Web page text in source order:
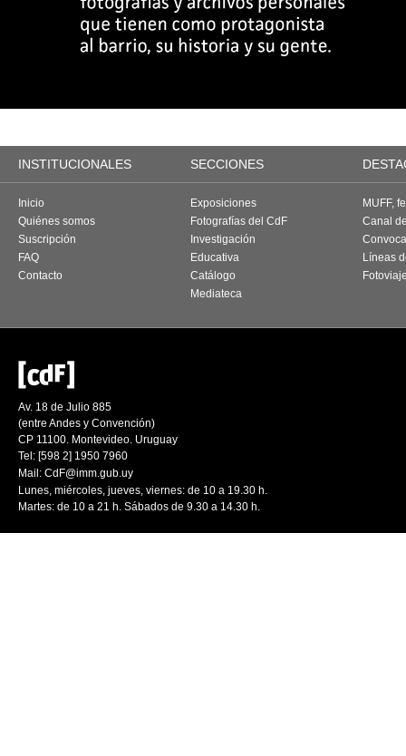
INSTITUCIONALES SECCIONES
Inicio
Quiénes somos
Suscripción
FAQ
Contacto
Exposiciones
Fotografías del CdF
Investigación
Educativa
Catálogo
Mediateca
MUFF,
Canal
Líneas
Av. 18 de Julio 885
(entre Andes y Convención)
CP 11100. Montevideo. Uruguay
Tel: [598 2] 1950 7960
Mail: CdF@imm.gub.uy
Lunes, miércoles, jueves, viernes: de 10 a 19.30 h.
Martes: de 10 a 21 h. Sábados de 9.30 a 14.30 h.